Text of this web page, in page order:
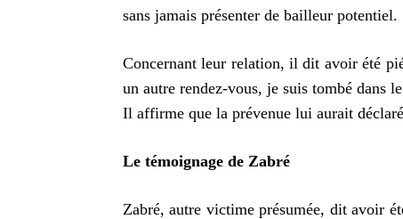
sans jamais présenter de bailleur potentiel.
Concernant leur relation, il dit avoir été
un autre rendez-vous, je suis tombé dans
Il affirme que la prévenue lui aurait
Le témoignage de Zabré
Zabré, autre victime présumée, dit avoir